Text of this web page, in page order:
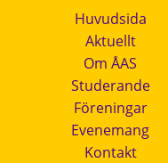
Huvudsida
Aktuellt
Om ÅAS
Studerande
Föreningar
Evenemang
Kontakt